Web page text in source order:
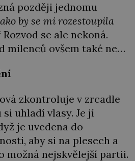
později jednomu
by se mi rozestoupila
Rozvod se ale nekoná.
milenců ovšem také ne…
zkontroluje v zrcadle
uhladí vlasy. Je jí
je uvedena do
aby si na plesech a
možná nejskvělejší partii.